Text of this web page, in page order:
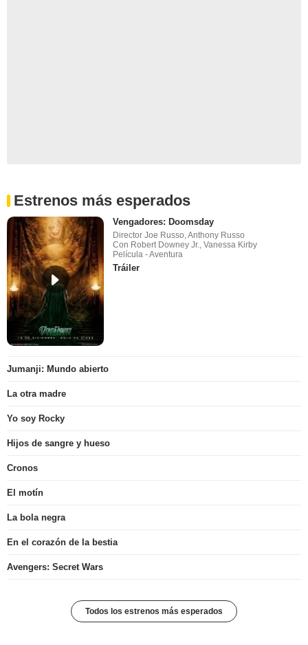
Estrenos más esperados
Vengadores: Doomsday
Director Joe Russo, Anthony Russo
Con Robert Downey Jr., Vanessa Kirby
Película - Aventura
Tráiler
Jumanji: Mundo abierto
La otra madre
Yo soy Rocky
Hijos de sangre y hueso
Cronos
El motín
La bola negra
En el corazón de la bestia
Avengers: Secret Wars
Todos los estrenos más esperados